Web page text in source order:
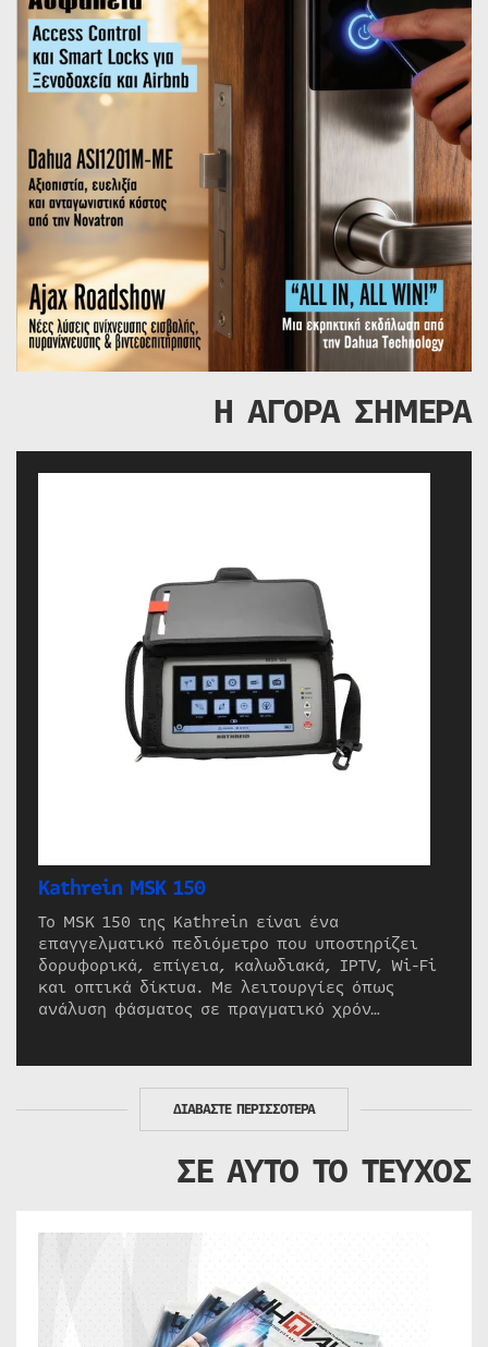
Η ΑΓΟΡΑ ΣΗΜΕΡΑ
Kathrein MSK 150
Το MSK 150 της Kathrein είναι ένα
επαγγελματικό πεδιόμετρο που υποστηρίζει
δορυφορικά, επίγεια, καλωδιακά, IPTV, Wi-Fi
και οπτικά δίκτυα. Με λειτουργίες όπως
ανάλυση φάσματος σε πραγματικό χρόν…
ΔΙΑΒΑΣΤΕ ΠΕΡΙΣΣΟΤΕΡΑ
ΣΕ ΑΥΤΟ ΤΟ ΤΕΥΧΟΣ